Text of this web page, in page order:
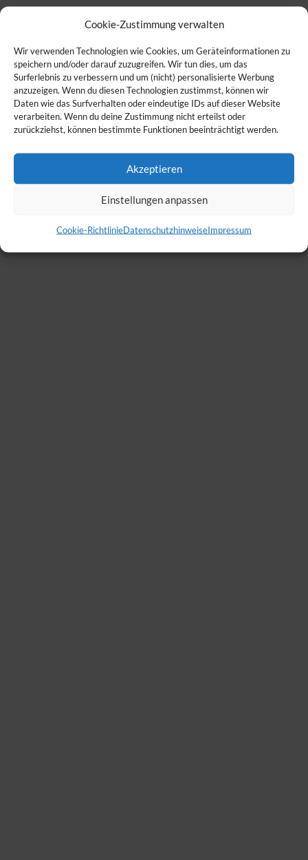
Cookie-Zustimmung verwalten
Wir verwenden Technologien wie Cookies, um Geräteinformationen zu
speichern und/oder darauf zuzugreifen. Wir tun dies, um das
Surferlebnis zu verbessern und um (nicht) personalisierte Werbung
anzuzeigen. Wenn du diesen Technologien zustimmst, können wir
Daten wie das Surfverhalten oder eindeutige IDs auf dieser Website
verarbeiten. Wenn du deine Zustimmung nicht erteilst oder
zurückziehst, können bestimmte Funktionen beeinträchtigt werden.
Akzeptieren
Einstellungen anpassen
Cookie-RichtlinieDatenschutzhinweiseImpressum